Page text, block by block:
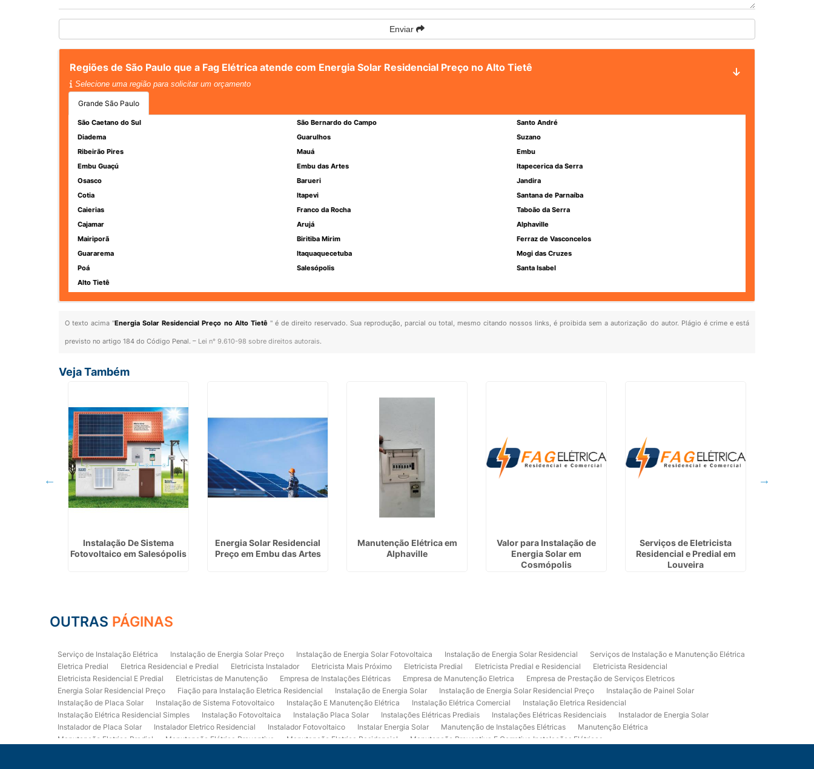
Enviar
Regiões de São Paulo que a Fag Elétrica atende com Energia Solar Residencial Preço no Alto Tietê
Selecione uma região para solicitar um orçamento
Grande São Paulo
São Caetano do Sul São Bernardo do Campo
Santo André
Diadema
Guarulhos
Suzano
Ribeirão Pires
Mauá
Embu
Embu Guaçú
Embu das Artes
Itapecerica da Serra
Osasco
Barueri
Jandira
Cotia
Itapevi
Santana de Parnaíba
Caierias
Franco da Rocha
Taboão da Serra
Cajamar
Arujá
Alphaville
Mairiporã
Biritiba Mirim
Ferraz de Vasconcelos
Guararema
Itaquaquecetuba
Mogi das Cruzes
Poá
Salesópolis
Santa Isabel
Alto Tietê
O texto acima "Energia Solar Residencial Preço no Alto Tietê " é de direito reservado. Sua reprodução, parcial ou total, mesmo citando nossos links, é proibida sem a autorização do autor. Plágio é crime e está
previsto no artigo 184 do Código Penal. – Lei n° 9.610-98 sobre direitos autorais.
Veja Também
Instalação De Sistema
Fotovoltaico em Salesópolis
Energia Solar Residencial
Preço em Embu das Artes
Manutenção Elétrica em
Alphaville
Valor para Instalação de
Energia Solar em
Cosmópolis
Serviços de Eletricista
Residencial e Predial em
Louveira
OUTRAS PÁGINAS
Serviço de Instalação Elétrica Instalação de Energia Solar Preço Instalação de Energia Solar Fotovoltaica Instalação de Energia Solar Residencial
Serviços de Instalação e Manutenção Elétrica
Eletrica Predial
Eletrica Residencial e Predial Eletricista Instalador Eletricista Mais Próximo Eletricista Predial Eletricista Predial e Residencial
Eletricista Residencial
Eletricista Residencial E Predial
Eletricistas de Manutenção Empresa de Instalações Elétricas Empresa de Manutenção Eletrica
Empresa de Prestação de Serviços Eletricos
Energia Solar Residencial Preço
Fiação para Instalação Eletrica Residencial Instalação de Energia Solar Instalação de Energia Solar Residencial Preço
Instalação de Painel Solar
Instalação de Placa Solar
Instalação de Sistema Fotovoltaico Instalação E Manutenção Elétrica Instalação Elétrica Comercial
Instalação Eletrica Residencial
Instalação Elétrica Residencial Simples
Instalação Fotovoltaica Instalação Placa Solar Instalações Elétricas Prediais Instalações Elétricas Residenciais
Instalador de Energia Solar
Instalador de Placa Solar
Instalador Eletrico Residencial Instalador Fotovoltaico Instalar Energia Solar Manutenção de Instalações Elétricas
Manutenção Elétrica
Manutenção Eletrica Predial
Manutenção Elétrica Preventiva Manutenção Eletrica Residencial
Manutenção Preventiva E Corretiva Instalações Elétricas